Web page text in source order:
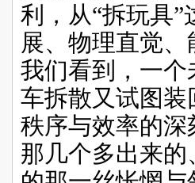
利，从“拆玩具
展、物理直觉
我们看到，一
车拆散又试图
秩序与效率的
那几个多出来